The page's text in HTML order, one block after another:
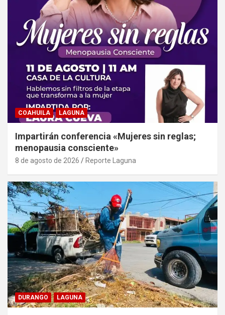
COAHUILA LAGUNA
Impartirán conferencia «Mujeres sin reglas;
menopausia consciente»
8 de agosto de 2026 Reporte Laguna
DURANGO LAGUNA